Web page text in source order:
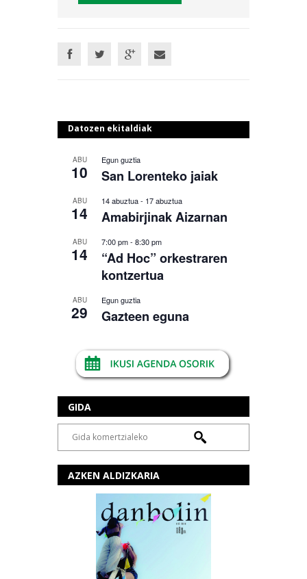
Datozen ekitaldiak
ABU
10
Egun guztia
San Lorenteko jaiak
ABU
14
14 abuztua- 17 abuztua
Amabirjinak Aizarnan
ABU
14
7:00 pm- 8:30 pm
“Ad Hoc” orkestraren
kontzertua
ABU
29
Egun guztia
Gazteen eguna
GIDA
AZKEN ALDIZKARIA